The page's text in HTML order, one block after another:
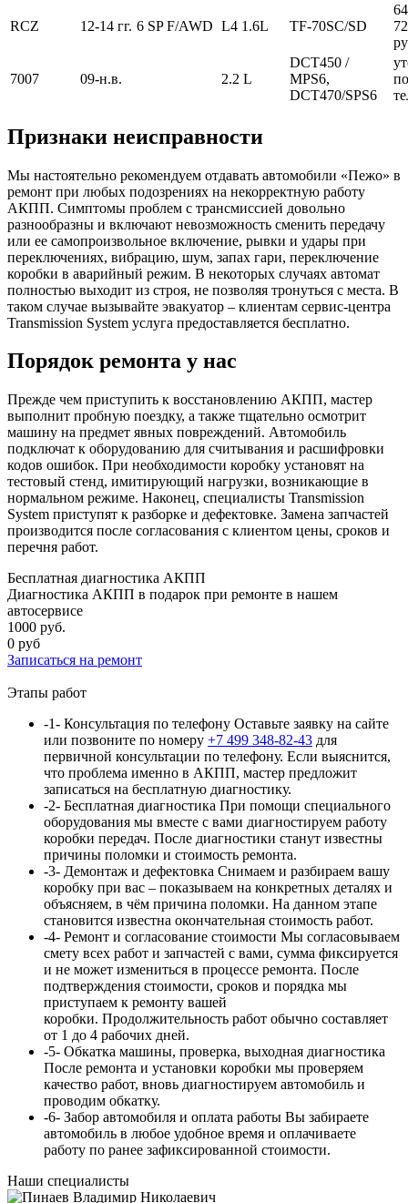
RCZ 12-14 гг. 6 SP F/AWD L4 1.6L TF-70SC/SD
7007 09-н.в. 2.2 L
DCT450 /
MPS6,
DCT470/SPS6
по
Признаки неисправности
Мы настоятельно рекомендуем отдавать автомобили «Пежо» в
ремонт при любых подозрениях на некорректную работу
АКПП. Симптомы проблем с трансмиссией довольно
разнообразны и включают невозможность сменить передачу
или ее самопроизвольное включение, рывки и удары при
переключениях, вибрацию, шум, запах гари, переключение
коробки в аварийный режим. В некоторых случаях автомат
полностью выходит из строя, не позволяя тронуться с места. В
таком случае вызывайте эвакуатор – клиентам сервис-центра
Transmission System услуга предоставляется бесплатно.
Порядок ремонта у нас
Прежде чем приступить к восстановлению АКПП, мастер
выполнит пробную поездку, а также тщательно осмотрит
машину на предмет явных повреждений. Автомобиль
подключат к оборудованию для считывания и расшифровки
кодов ошибок. При необходимости коробку установят на
тестовый стенд, имитирующий нагрузки, возникающие в
нормальном режиме. Наконец, специалисты Transmission
System приступят к разборке и дефектовке. Замена запчастей
производится после согласования с клиентом цены, сроков и
перечня работ.
Бесплатная диагностика АКПП
Диагностика АКПП в подарок при ремонте в нашем
автосервисе
1000 руб.
0 руб
Записаться на ремонт
Этапы работ
-1- Консультация по телефону Оставьте заявку на сайте
или позвоните по номеру +7 499 348-82-43 для
первичной консультации по телефону. Если выяснится,
что проблема именно в АКПП, мастер предложит
записаться на бесплатную диагностику.
-2- Бесплатная диагностика При помощи специального
оборудования мы вместе с вами диагностируем работу
коробки передач. После диагностики станут известны
причины поломки и стоимость ремонта.
-3- Демонтаж и дефектовка Снимаем и разбираем вашу
коробку при вас – показываем на конкретных деталях и
объясняем, в чём причина поломки. На данном этапе
становится известна окончательная стоимость работ.
-4- Ремонт и согласование стоимости Мы согласовываем
смету всех работ и запчастей с вами, сумма фиксируется
и не может измениться в процессе ремонта. После
подтверждения стоимости, сроков и порядка мы
приступаем к ремонту вашей
коробки. Продолжительность работ обычно составляет
от 1 до 4 рабочих дней.
-5- Обкатка машины, проверка, выходная диагностика
После ремонта и установки коробки мы проверяем
качество работ, вновь диагностируем автомобиль и
проводим обкатку.
-6- Забор автомобиля и оплата работы Вы забираете
автомобиль в любое удобное время и оплачиваете
работу по ранее зафиксированной стоимости.
Наши специалисты